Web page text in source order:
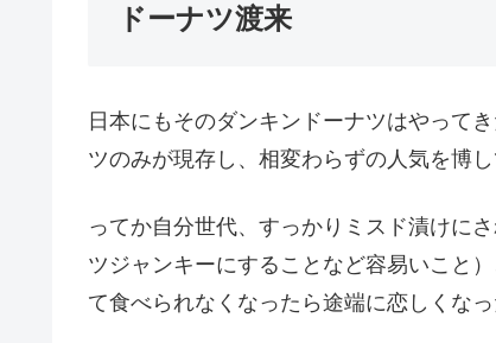
ドーナツ渡来
日本にもそのダンキンドーナツはやって
ツのみが現存し、相変わらずの人気を博し
ってか自分世代、すっかりミスド漬けに
ツジャンキーにすることなど容易いこと
て食べられなくなったら途端に恋しくなっ